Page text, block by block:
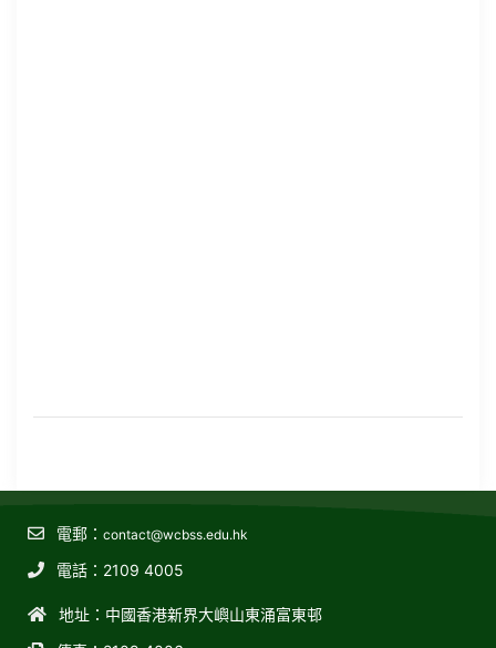
電郵： contact@wcbss.edu.hk
電話：2109 4005
地址：中國香港新界大嶼山東涌富東邨